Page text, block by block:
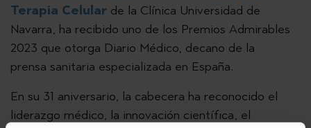
Terapia Celular de la Clínica Universidad de
Navarra, ha recibido uno de los Premios Admirables
2023 que otorga Diario Médico, decano de la
prensa sanitaria especializada en España.
En su 31 aniversario, la cabecera ha reconocido el
liderazgo médico, la innovación científica, el